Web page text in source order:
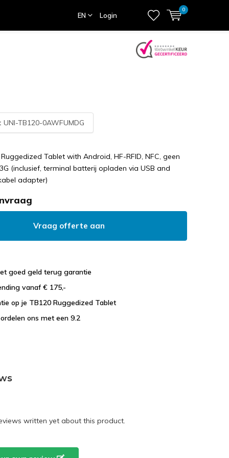
EN Login
0
UNI-TB120-0AWFUMDG
Tablet with Android, HF-RFID, NFC, geen
(inclusief, terminal batterij opladen via USB and
adapter)
Vraag offerte aan
goed geld terug garantie
vanaf € 175,-
op je TB120 Ruggedized Tablet
ons met een 9.2
written yet about this product.